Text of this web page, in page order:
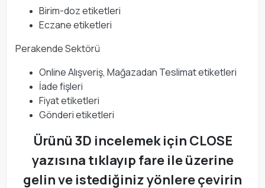
Birim-doz etiketleri
Eczane etiketleri
Perakende Sektörü
Online Alışveriş, Mağazadan Teslimat etiketleri
İade fişleri
Fiyat etiketleri
Gönderi etiketleri
Ürünü 3D incelemek için CLOSE
yazısına tıklayıp fare ile üzerine
gelin ve istediğiniz yönlere çevirin